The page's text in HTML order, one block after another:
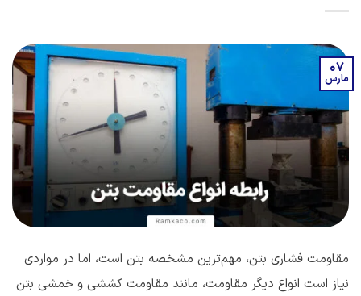
07
مارس
مقاومت فشاری بتن، مهم‌ترین مشخصه بتن است، اما در مواردی
نیاز است انواع دیگر مقاومت، مانند مقاومت کششی و خمشی بتن